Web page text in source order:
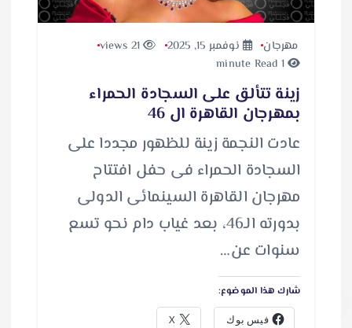
مهرجان نوفمبر 15, 2025
21 views
1 minute Read
زينة تتألق على السجادة الحمراء
بمهرجان القاهرة ال 46
عادت النجمة زينة للظهور مجددا على
السجادة الحمراء فى حفل افتتاح
مهرجان القاهرة السينمائى الدولى
بدورته الـ46، بعد غياب دام نحو تسع
سنوات عن…
شارك هذا الموضوع:
فيس بوك X